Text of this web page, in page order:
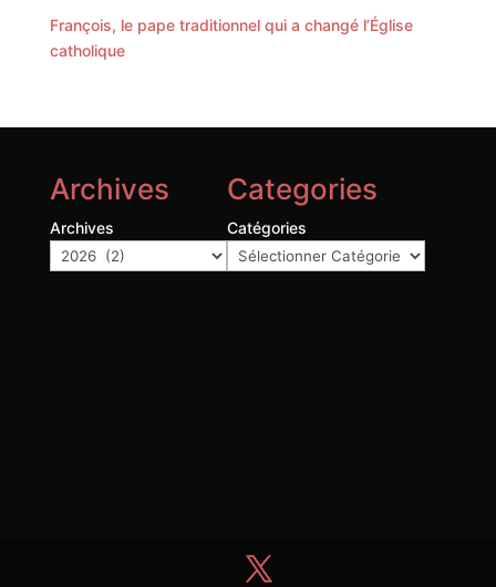
François, le pape traditionnel qui a changé l’Église
catholique
Archives
Archives
Categories
Catégories